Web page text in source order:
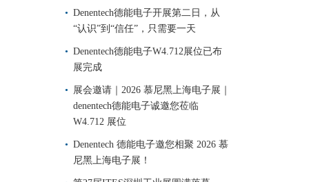
Denentech德能电子开展第二日，从
“认识”到“信任”，只需要一天
Denentech德能电子W4.712展位已布
展完成
展会邀请｜2026 慕尼黑上海电子展｜
denentech德能电子诚邀您莅临
W4.712 展位
Denentech 德能电子邀您相聚 2026 慕
尼黑上海电子展！